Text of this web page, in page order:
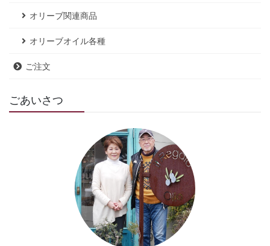
オリーブ関連商品
オリーブオイル各種
ご注文
ごあいさつ